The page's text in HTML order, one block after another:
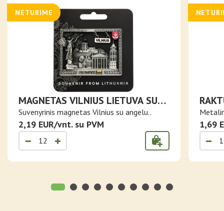
NETURIME
MAGNETAS VILNIUS LIETUVA SU
ANGELU
Suvenyrinis magnetas Vilnius su angelu..
2,19 EUR/vnt. su PVM 1,69